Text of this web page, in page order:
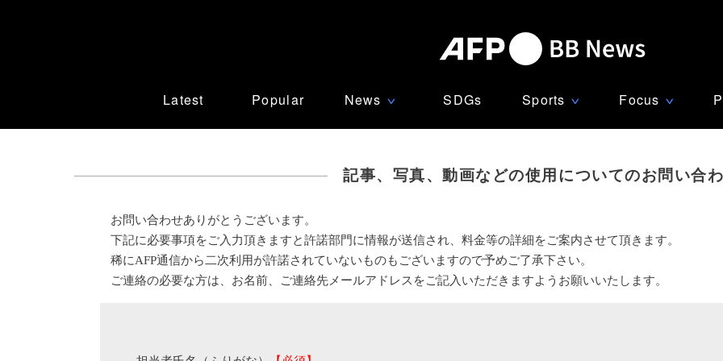
Latest Popular News ∨ SDGs Sports ∨ Focus ∨
記事、写真、動画などの使用についてのお問い合
お問い合わせありがとうございます。
下記に必要事項をご入力頂きますと許諾部門に情報が送信され、料金等の詳細をご案内させて頂きます。
稀にAFP通信から二次利用が許諾されていないものもございますので予めご了承下さい。
ご連絡の必要な方は、お名前、ご連絡先メールアドレスをご記入いただきますようお願いいたします。